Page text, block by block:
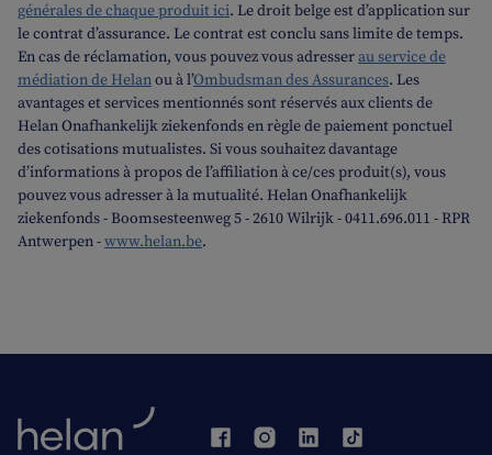
générales de chaque produit ici. Le droit belge est d’application sur
le contrat d’assurance. Le contrat est conclu sans limite de temps.
En cas de réclamation, vous pouvez vous adresserau service de
médiation de Helanou à l’Ombudsman des Assurances. Les
avantages et services mentionnés sont réservés aux clients de
Helan Onafhankelijk ziekenfonds en règle de paiement ponctuel
des cotisations mutualistes. Si vous souhaitez davantage
d’informations à propos de l’affiliation à ce/ces produit(s), vous
pouvez vous adresser à la mutualité. Helan Onafhankelijk
ziekenfonds - Boomsesteenweg 5 - 2610 Wilrijk - 0411.696.011 - RPR
Antwerpen -www.helan.be.